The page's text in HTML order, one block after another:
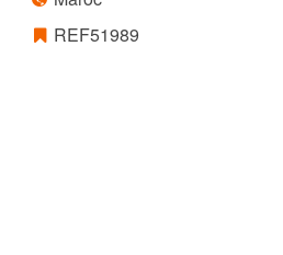
REF51989